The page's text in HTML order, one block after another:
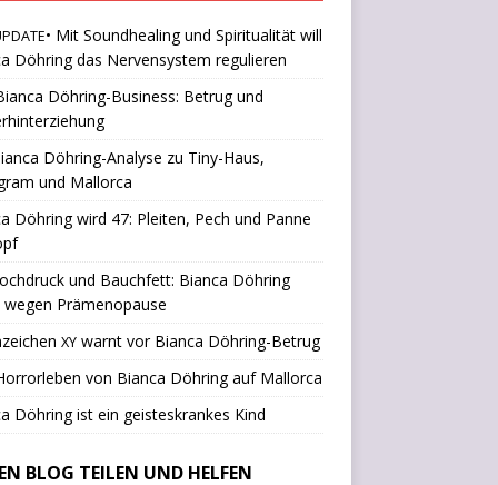
• Mit Soundhealing und Spiritualität will
Döhring das Nervensystem regulieren
Döhring-Business: Betrug und
Döhring-Analyse zu Tiny-Haus,
und Mallorca
Döhring wird 47: Pleiten, Pech und Panne
und Bauchfett: Bianca Döhring
wegen Prämenopause
XYwarnt vor Bianca Döhring-Betrug
von Bianca Döhring auf Mallorca
Döhring ist ein geisteskrankes Kind
BLOG TEILEN UND HELFEN